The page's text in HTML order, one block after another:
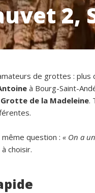
2,
de grottes : plus
à Bourg-Saint-
Grotte de la Madeleine.
question : « On a
choisir.